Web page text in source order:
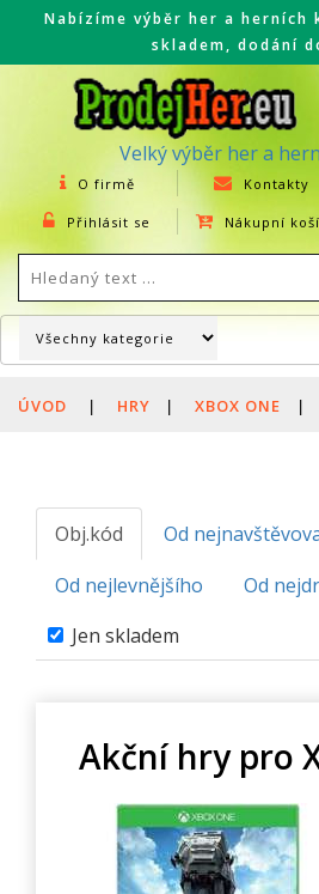
Nabízíme výběr her a herních
skladem, dodání
Velký výběr her a
O firmě Kontakty
Přihlásit se Nákupní
ÚVOD | HRY | XBOX ONE |
Obj.kód
Od
Od nejlevnějšího
Od
Jen skladem
Akční hry pro